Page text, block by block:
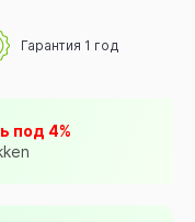
Гарантия 1 год
под 4%